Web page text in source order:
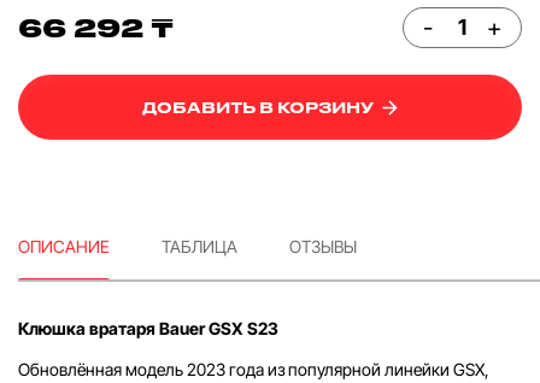
66 292 ₸ - +
ДОБАВИТЬ В КОРЗИНУ
ОПИСАНИЕ ТАБЛИЦА ОТЗЫВЫ
Клюшка вратаря Bauer GSX S23
Обновлённая модель 2023 года из популярной линейки GSX,